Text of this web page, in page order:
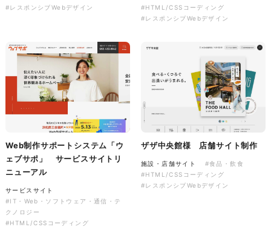
印刷物 #専門店・小売
#チラシ
SNS×デザイン
#LINEスタンプ
#イラスト
#ノベルティ
#レスポンシブWebデザイン
#HTML/CSSコーディング
#レスポンシブWebデザイン
Web制作サポートシステム「ウ
ェブサポ」 サービスサイトリ
ニューアル
サービスサイト
#IT・Web・ソフトウェア・通信・テ
クノロジー
#HTML/CSSコーディング
ザザ中央館様 店舗サイト制作
施設・店舗サイト
#食品・飲食
#HTML/CSSコーディング
#レスポンシブWebデザイン